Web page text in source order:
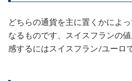
どちらの通貨を主に置くかによ
なるものです、スイスフランの
感するにはスイスフラン/ユーロ